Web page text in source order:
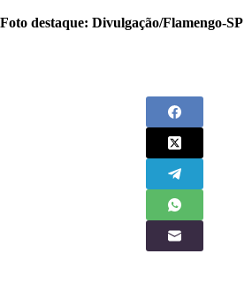
Foto destaque: Divulgação/Flamengo-SP